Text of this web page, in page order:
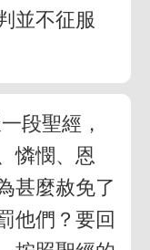
並不征服
段聖經，
憐憫、恩
甚麼赦免了
他們？要回